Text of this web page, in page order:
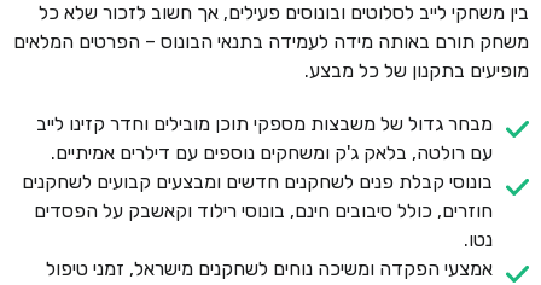
בין משחקי לייב לסלוטים ובונוסים פעילים, אך חשוב לזכור שלא כל
משחק תורם באותה מידה לעמידה בתנאי הבונוס – הפרטים המלאים
מופיעים בתקנון של כל מבצע.
מבחר גדול של משבצות מספקי תוכן מובילים וחדר קזינו לייב
עם רולטה, בלאק ג'ק ומשחקים נוספים עם דילרים אמיתיים.
בונוסי קבלת פנים לשחקנים חדשים ומבצעים קבועים לשחקנים
חוזרים, כולל סיבובים חינם, בונוסי רילוד וקאשבק על הפסדים
נטו.
אמצעי הפקדה ומשיכה נוחים לשחקנים מישראל, זמני טיפול